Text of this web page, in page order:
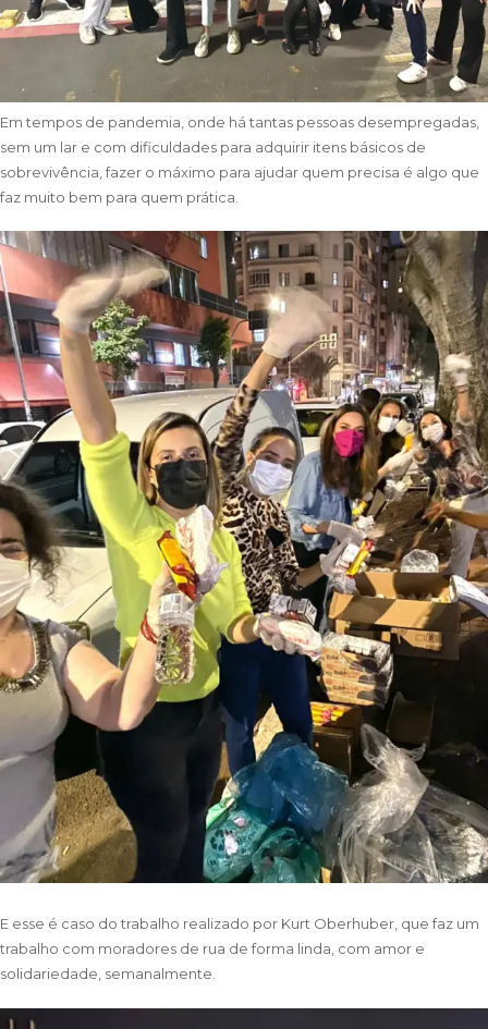
Em tempos de pandemia, onde há tantas pessoas desempregadas,
sem um lar e com dificuldades para adquirir itens básicos de
sobrevivência, fazer o máximo para ajudar quem precisa é algo que
faz muito bem para quem prática.
E esse é caso do trabalho realizado por Kurt Oberhuber, que faz um
trabalho com moradores de rua de forma linda, com amor e
solidariedade, semanalmente.